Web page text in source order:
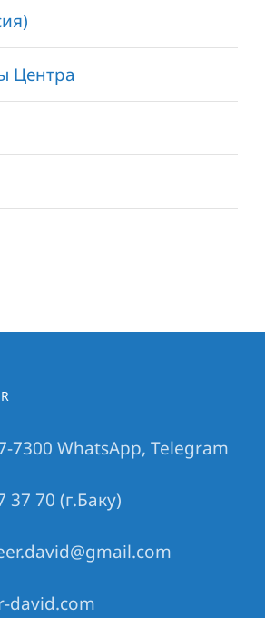
Центра
7300 WhatsApp, Telegram
37 70 (г.Баку)